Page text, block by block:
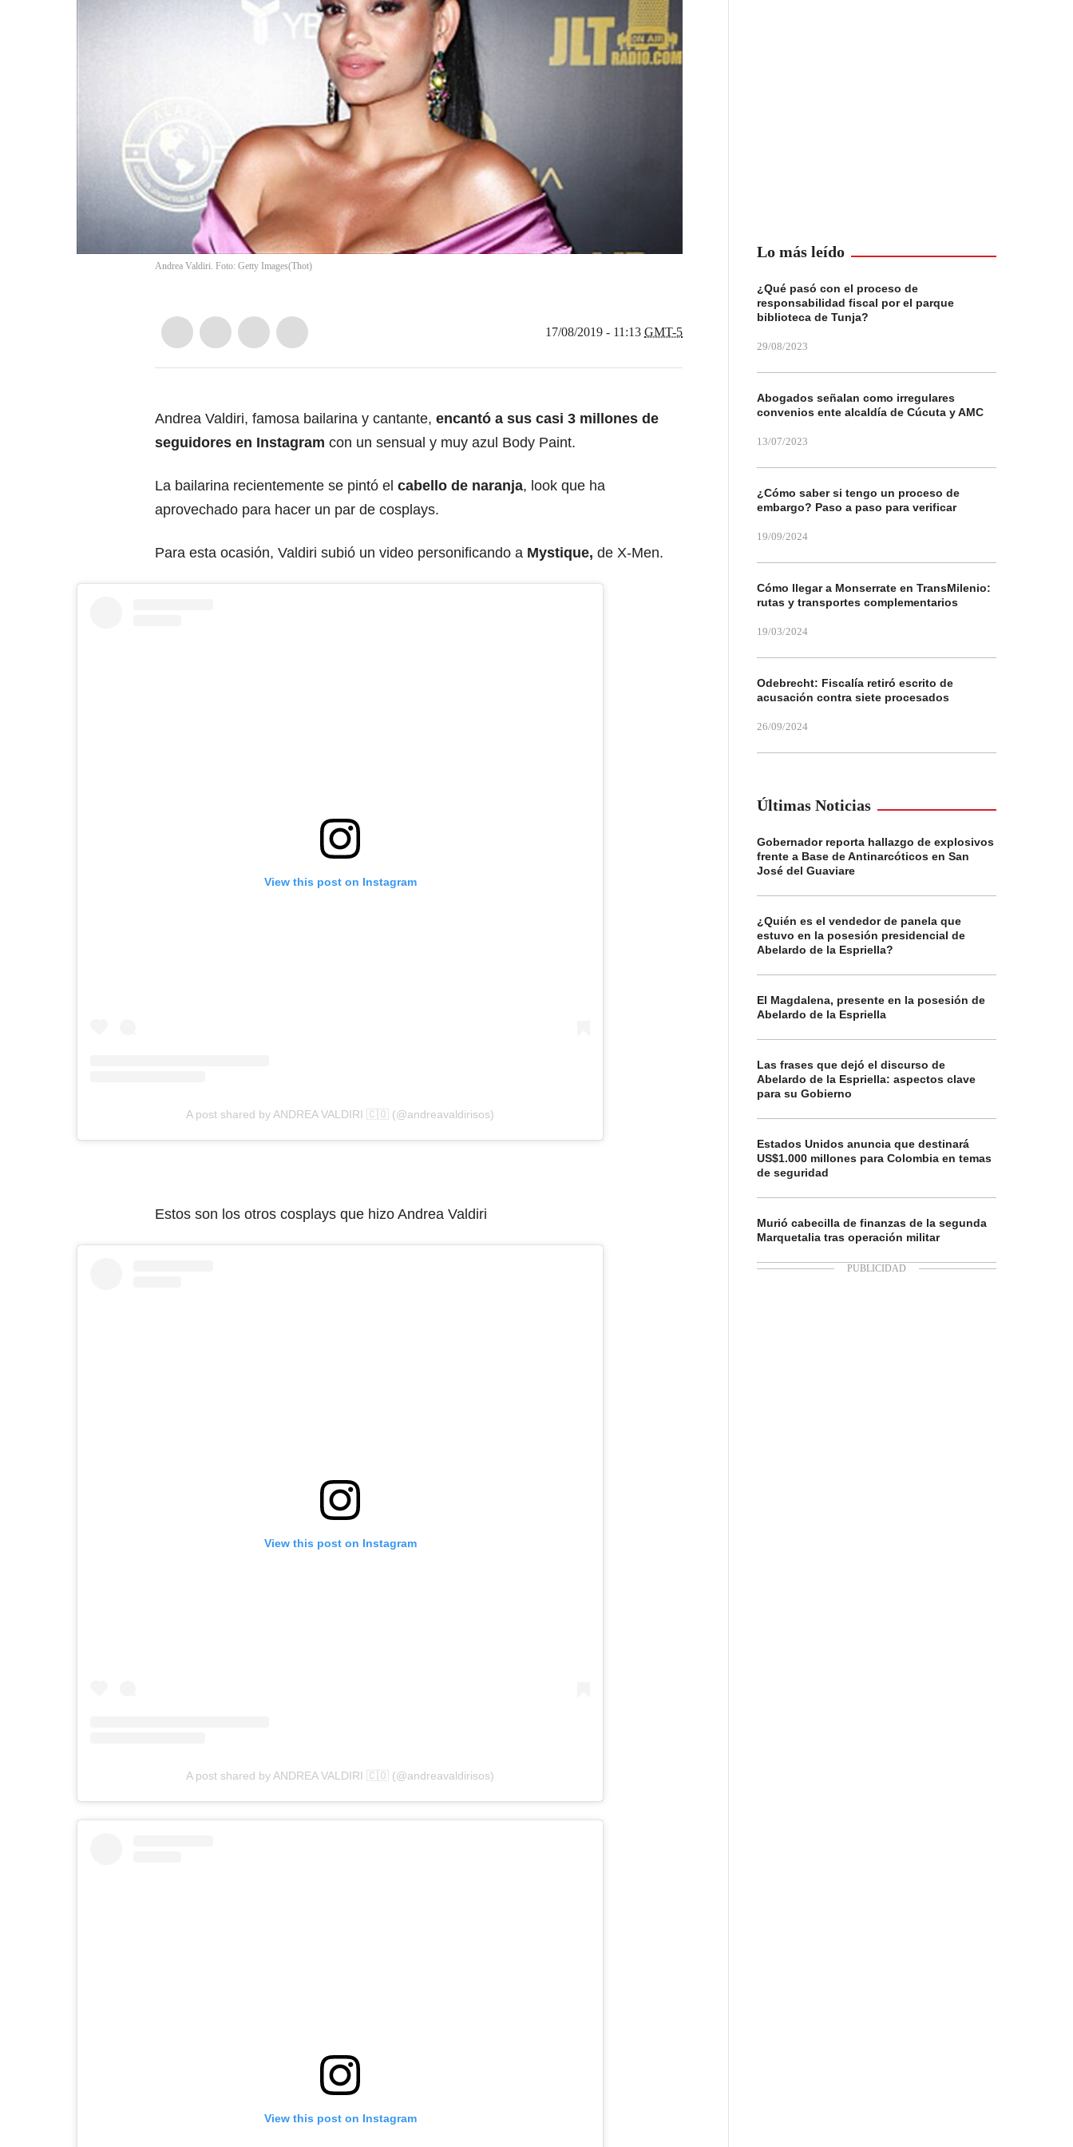
Andrea Valdiri. Foto: Getty Images(Thot)
17/08/2019 - 11:13 GMT-5
Andrea Valdiri, famosa bailarina y cantante, encantó a sus casi 3 millones de
seguidores en Instagram con un sensual y muy azul Body Paint.
La bailarina recientemente se pintó el cabello de naranja, look que ha
aprovechado para hacer un par de cosplays.
Para esta ocasión, Valdiri subió un video personificando a Mystique, de X-Men.
View this post on Instagram
A post shared by ANDREA VALDIRI 🇨🇴 (@andreavaldirisos)
Estos son los otros cosplays que hizo Andrea Valdiri
View this post on Instagram
A post shared by ANDREA VALDIRI 🇨🇴 (@andreavaldirisos)
View this post on Instagram
Lo más leído
¿Qué pasó con el proceso de
responsabilidad fiscal por el parque
biblioteca de Tunja?
29/08/2023
Abogados señalan como irregulares
convenios ente alcaldía de Cúcuta y AMC
13/07/2023
¿Cómo saber si tengo un proceso de
embargo? Paso a paso para verificar
19/09/2024
Cómo llegar a Monserrate en TransMilenio:
rutas y transportes complementarios
19/03/2024
Odebrecht: Fiscalía retiró escrito de
acusación contra siete procesados
26/09/2024
Últimas Noticias
Gobernador reporta hallazgo de explosivos
frente a Base de Antinarcóticos en San
José del Guaviare
¿Quién es el vendedor de panela que
estuvo en la posesión presidencial de
Abelardo de la Espriella?
El Magdalena, presente en la posesión de
Abelardo de la Espriella
Las frases que dejó el discurso de
Abelardo de la Espriella: aspectos clave
para su Gobierno
Estados Unidos anuncia que destinará
US$1.000 millones para Colombia en temas
de seguridad
Murió cabecilla de finanzas de la segunda
Marquetalia tras operación militar